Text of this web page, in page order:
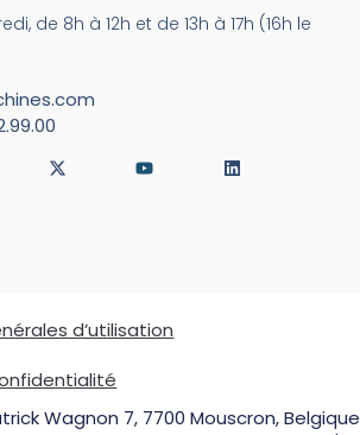
de 8h à 12h et de 13h à 17h (16h le
d’utilisation
Wagnon 7, 7700 Mouscron, Belgique